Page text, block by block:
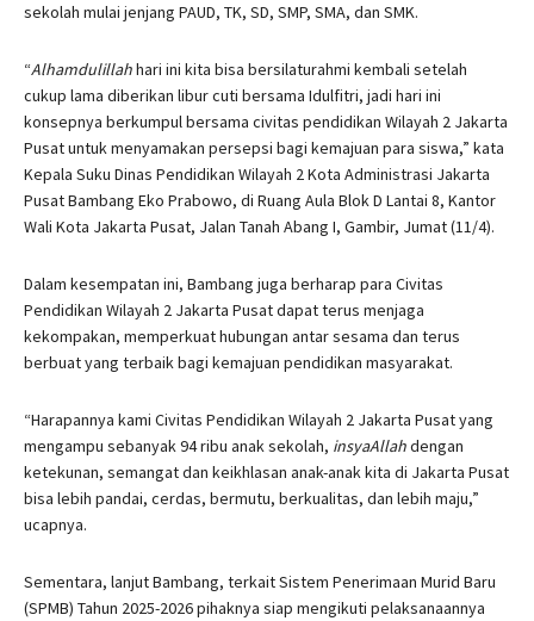
sekolah mulai jenjang PAUD, TK, SD, SMP, SMA, dan SMK.
“Alhamdulillahhari ini kita bisa bersilaturahmi kembali setelah
cukup lama diberikan libur cuti bersama Idulfitri, jadi hari ini
konsepnya berkumpul bersama civitas pendidikan Wilayah 2 Jakarta
Pusat untuk menyamakan persepsi bagi kemajuan para siswa,” kata
Kepala Suku Dinas Pendidikan Wilayah 2 Kota Administrasi Jakarta
Pusat Bambang Eko Prabowo, di Ruang Aula Blok D Lantai 8, Kantor
Wali Kota Jakarta Pusat, Jalan Tanah Abang I, Gambir, Jumat (11/4).
Dalam kesempatan ini, Bambang juga berharap para Civitas
Pendidikan Wilayah 2 Jakarta Pusat dapat terus menjaga
kekompakan, memperkuat hubungan antar sesama dan terus
berbuat yang terbaik bagi kemajuan pendidikan masyarakat.
“Harapannya kami Civitas Pendidikan Wilayah 2 Jakarta Pusat yang
mengampu sebanyak 94 ribu anak sekolah, insyaAllahdengan
ketekunan, semangat dan keikhlasan anak-anak kita di Jakarta Pusat
bisa lebih pandai, cerdas, bermutu, berkualitas, dan lebih maju,”
ucapnya.
Sementara, lanjut Bambang, terkait Sistem Penerimaan Murid Baru
(SPMB) Tahun 2025-2026 pihaknya siap mengikuti pelaksanaannya